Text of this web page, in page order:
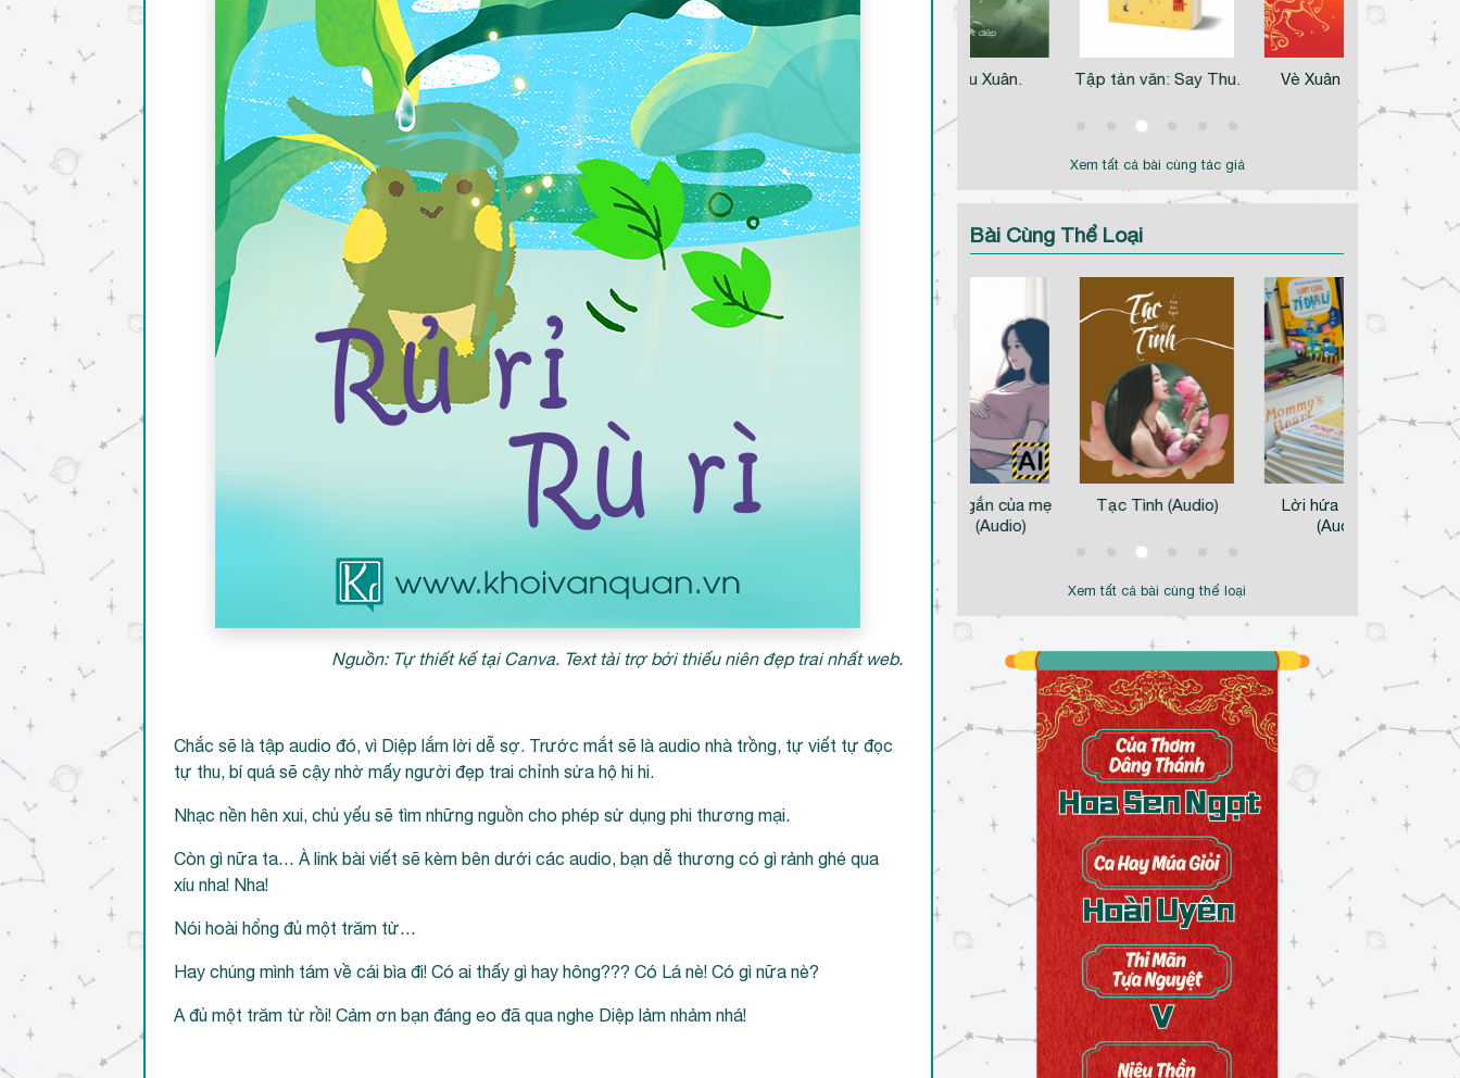
Nguồn: Tự thiết kế tại Canva. Text tài trợ bởi thiếu niên đẹp trai nhất web.
Chắc sẽ là tập audio đó, vì Diệp lắm lời dễ sợ. Trước mắt sẽ là audio nhà trồng, tự viết tự đọc
tự thu, bí quá sẽ cậy nhờ mấy người đẹp trai chỉnh sửa hộ hi hi.
Nhạc nền hên xui, chủ yếu sẽ tìm những nguồn cho phép sử dụng phi thương mại.
Còn gì nữa ta… À link bài viết sẽ kèm bên dưới các audio, bạn dễ thương có gì rảnh ghé qua
xíu nha! Nha!
Nói hoài hổng đủ một trăm từ…
Hay chúng mình tám về cái bìa đi! Có ai thấy gì hay hông??? Có Lá nè! Có gì nữa nè?
A đủ một trăm từ rồi! Cảm ơn bạn đáng eo đã qua nghe Diệp lảm nhảm nhá!
Trú ẩn mùa đông Đôi câu Xuân. Tập tản văn: Say Thu. Vè Xuân hội Khôi
Xem tất cả bài cùng tác giả
Bài Cùng Thể Loại
Đọc “Có Một Con Mèo
Tâm sự ngắn của mẹ
trẻ con (Audio)
Tạc Tình (Audio)
Lời hứa tuổi thơ
(Audio)
Xem tất cả bài cùng thể loại